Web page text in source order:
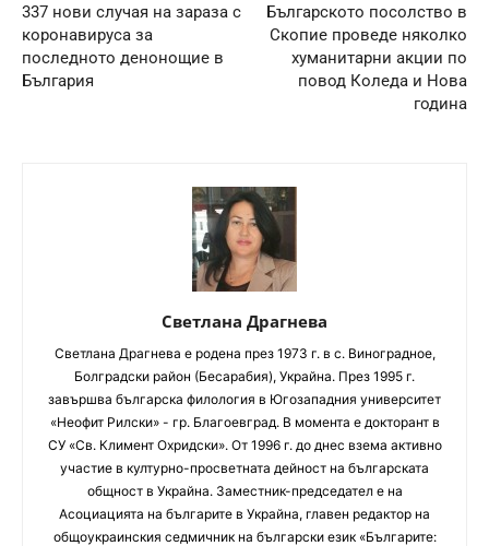
337 нови случая на зараза с
коронавируса за
последното денонощие в
България
Българското посолство в
Скопие проведе няколко
хуманитарни акции по
повод Коледа и Нова
година
Светлана Драгнева
Светлана Драгнева е родена през 1973 г. в с. Виноградное,
Болградски район (Бесарабия), Украйна. През 1995 г.
завършва българска филология в Югозападния университет
«Неофит Рилски» - гр. Благоевград. В момента е докторант в
СУ «Св. Климент Охридски». От 1996 г. до днес взема активно
участие в културно-просветната дейност на българската
общност в Украйна. Заместник-председател е на
Асоциацията на българите в Украйна, главен редактор на
общоукраинския седмичник на български език «Българите: